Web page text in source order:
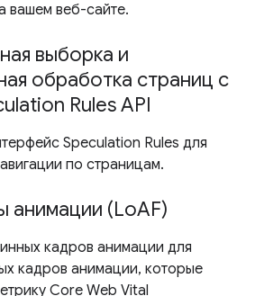
вашем веб-сайте.
выборка и
обработка страниц с
Rules API
Speculation Rules для
по страницам.
анимации (LoAF)
кадров анимации для
кадров анимации, которые
Core Web Vital